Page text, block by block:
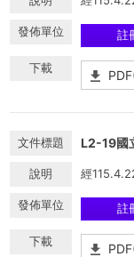
註
L2-19國
經
註